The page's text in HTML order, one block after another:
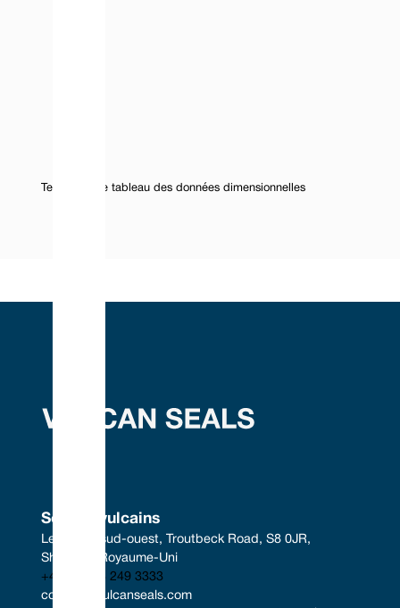
Texte sous le tableau des données dimensionnelles
Sceaux vulcains
Le centre sud-ouest, Troutbeck Road, S8 0JR,
Sheffield, Royaume-Uni
+44 (0) 114 249 3333
contact@vulcanseals.com